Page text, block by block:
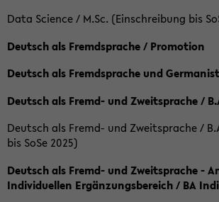
Data Science / M.Sc. (Einschreibung bis
Deutsch als Fremdsprache / Promotion
Deutsch als Fremdsprache und
Deutsch als Fremd- und Zweitsprache /
Deutsch als Fremd- und Zweitsprache /
bis SoSe 2025)
Deutsch als Fremd- und Zweitsprache -
Individuellen Ergänzungsbereich / BA